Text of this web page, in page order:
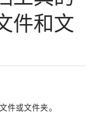
件和文
件或文件夹。